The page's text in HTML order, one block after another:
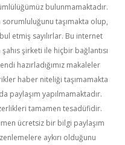
bulunmamaktadır.
taşımakta olup,
etmiş sayılırlar. Bu internet
şirketi ile hiçbir bağlantısı
hazırladığımız makaleler
haber niteliği taşımamakta
paylaşım yapılmamaktadır.
tamamen tesadüfidir.
ücretsiz bir bilgi paylaşım
aykırı olduğunu